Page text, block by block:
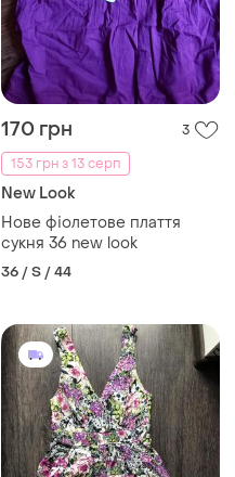
170 грн
3
153 грн з 13 серп
New Look
Нове фіолетове плаття
сукня 36 new look
36 / S / 44